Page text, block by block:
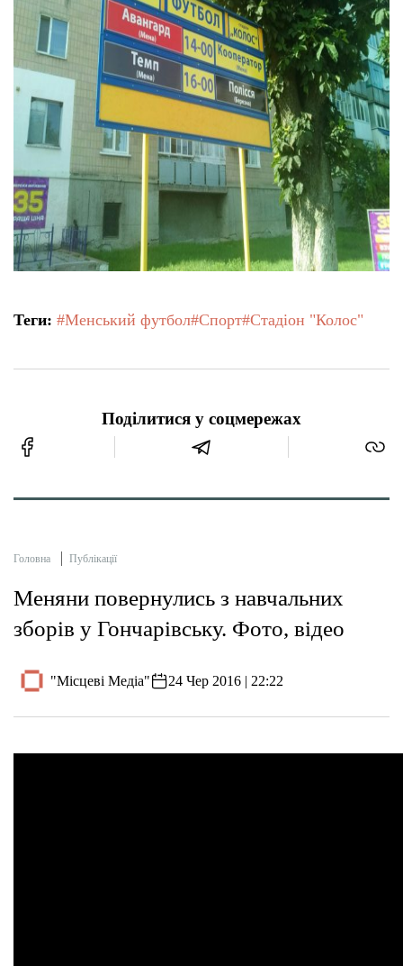
Теги: #Менський футбол#Спорт#Стадіон "Колос"
Поділитися у соцмережах
Головна Публікації
Меняни повернулись з навчальних
зборів у Гончарівську. Фото, відео
"Місцеві Медіа" 24 Чер 2016 | 22:22